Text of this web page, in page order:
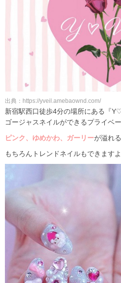
出典：https://yveil.amebaownd.com/
新宿駅西口徒歩4分の場所にある『
ゴージャスネイルができるプライベ
ピンク、ゆめかわ、ガーリーが溢れ
もちろんトレンドネイルもできます